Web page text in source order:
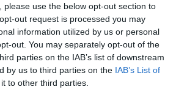
use the below opt-out section to
out request is processed you may
information utilized by us or personal
out. You may separately opt-out of the
parties on the IAB’s list of downstream
by us to third parties on the IAB’s List of
to other third parties.